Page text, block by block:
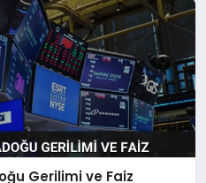
Gerilimi ve Faiz